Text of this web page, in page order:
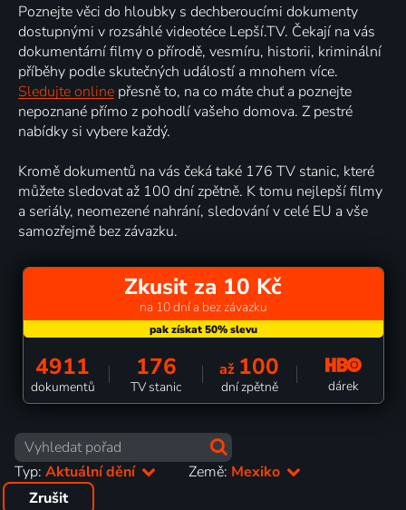
Poznejte věci do hloubky s dechberoucími dokumenty
dostupnými v rozsáhlé videotéce Lepší.TV. Čekají na vás
dokumentární filmy o přírodě, vesmíru, historii, kriminální
příběhy podle skutečných událostí a mnohem více.
Sledujte online přesně to, na co máte chuť a poznejte
nepoznané přímo z pohodlí vašeho domova. Z pestré
nabídky si vybere každý.
Kromě dokumentů na vás čeká také 176 TV stanic, které
můžete sledovat až 100 dní zpětně. K tomu nejlepší filmy
a seriály, neomezené nahrání, sledování v celé EU a vše
samozřejmě bez závazku.
Zkusit za 10 Kč
na 10 dní a bez závazku
4911
dokumentů
176
TV stanic
až 100
dní zpětně dárek
Typ: Aktuální dění Země: Mexiko
Zrušit